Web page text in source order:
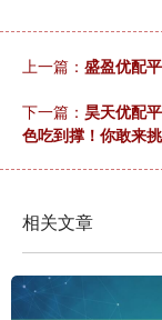
上一篇： 盛盈优配
下一篇： 昊天优配
色吃到撑！你敢来
相关文章